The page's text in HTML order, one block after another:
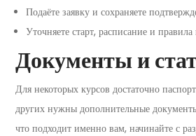
Подаёте заявку и сохраняете
Уточняете старт, расписание и
Документы и
Для некоторых курсов достаточно
других нужны дополнительные
что подходит именно вам, начинайте с